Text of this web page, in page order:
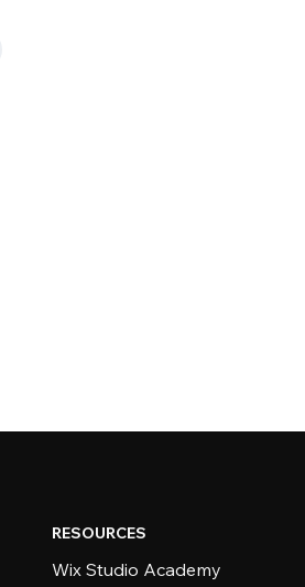
RESOURCES
Wix Studio Academy